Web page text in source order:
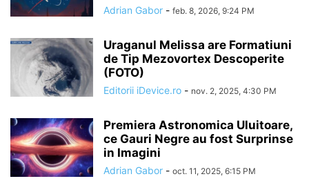
Adrian Gabor - feb. 8, 2026, 9:24 PM
Uraganul Melissa are Formatiuni
de Tip Mezovortex Descoperite
(FOTO)
Editorii iDevice.ro - nov. 2, 2025, 4:30 PM
Premiera Astronomica Uluitoare,
ce Gauri Negre au fost Surprinse
in Imagini
Adrian Gabor - oct. 11, 2025, 6:15 PM